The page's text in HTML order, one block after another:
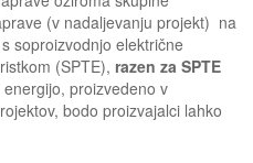
(v nadaljevanju projekt) na
soproizvodnjo električne
(SPTE), razen za SPTE
proizvedeno v
bodo proizvajalci lahko